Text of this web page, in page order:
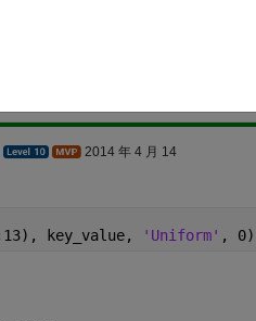
2014 年 4 月 14
key_value, 'Uniform' , 0)